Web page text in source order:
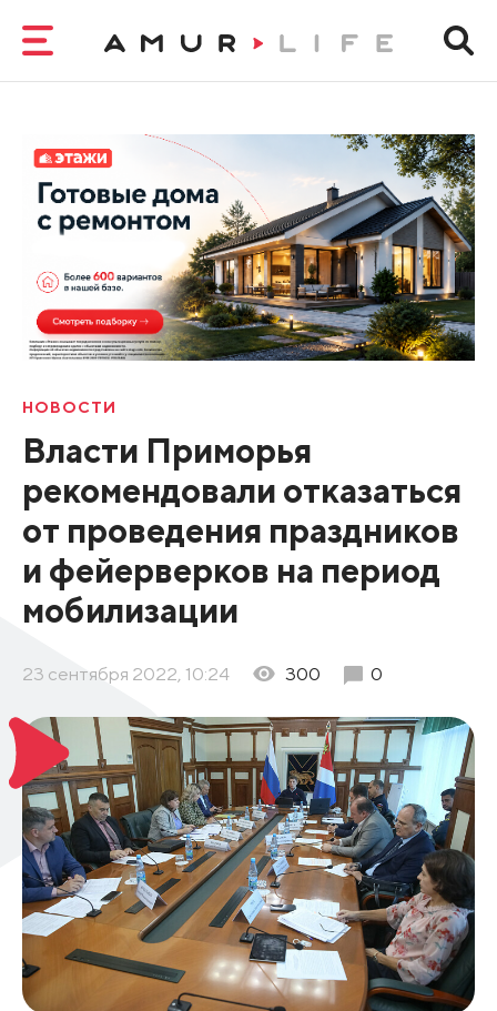
НОВОСТИ
Власти Приморья
рекомендовали отказаться
от проведения праздников
и фейерверков на период
мобилизации
23 сентября 2022, 10:24 300 0